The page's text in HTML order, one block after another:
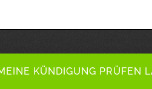
KÜNDIGUNG PRÜFEN